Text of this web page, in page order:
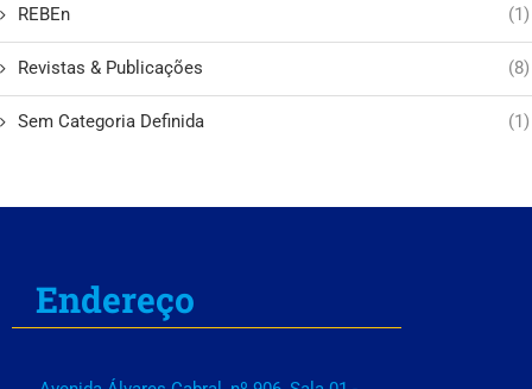
REBEn (1)
Revistas & Publicações (8)
Sem Categoria Definida (1)
Endereço